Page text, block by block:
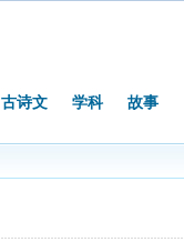
古诗文 学科
故事